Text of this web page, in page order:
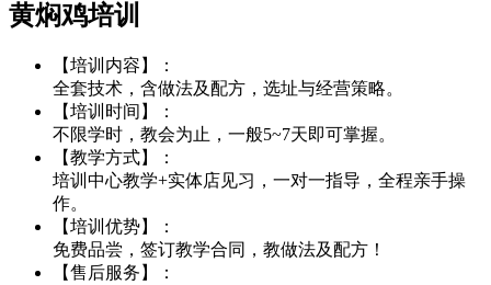
黄焖鸡培训
【培训内容】：
全套技术，含做法及配方，选址与经营策略。
【培训时间】：
不限学时，教会为止，一般5~7天即可掌握。
【教学方式】：
培训中心教学+实体店见习，一对一指导，全程亲手操
作。
【培训优势】：
免费品尝，签订教学合同，教做法及配方！
【售后服务】：